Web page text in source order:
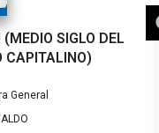
SIGLO DEL
CAPITALINO)
General